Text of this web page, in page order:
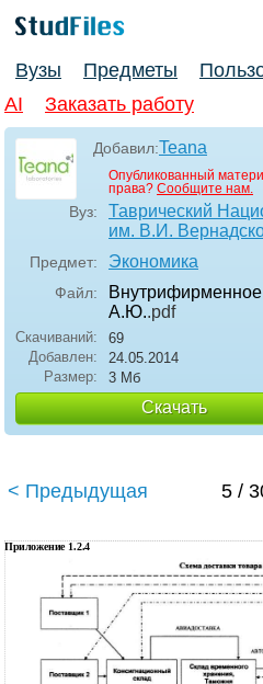
Вузы Предметы
AI
Заказать работу
Добавил:Teana
Опубликованный
права? Сообщите нам.
Вуз:
Таврический
им. В.И.
Предмет: Экономика
Файл:
А.Ю..pdf
Скачиваний:
69
Добавлен:
24.05.2014
Размер:
3 Мб
Скачать
< Предыдущая 5 /
Приложение 1.2.4